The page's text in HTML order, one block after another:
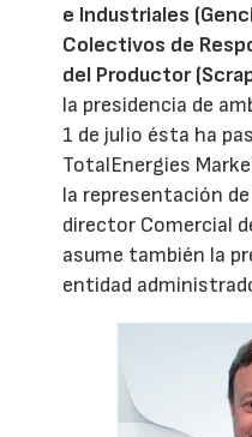
e Industriales
Colectivos de
del Productor
la presidencia de
1 de julio ésta ha
TotalEnergies
la representación
director Comercial
asume también la
entidad